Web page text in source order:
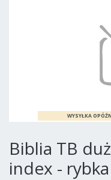
Biblia TB
index - rybka